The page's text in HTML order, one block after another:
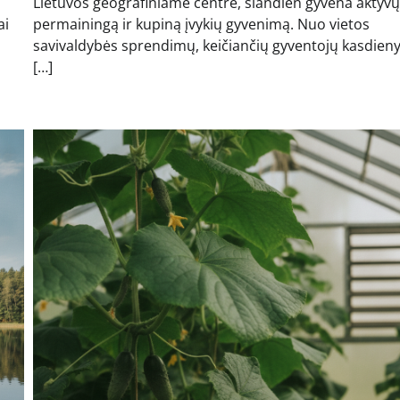
permainingą ir kupiną įvykių gyvenimą. Nuo vietos
savivaldybės sprendimų, keičiančių gyventojų
[…]